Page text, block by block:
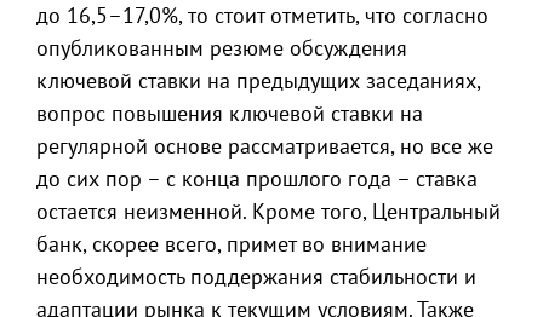
до 16,5–17,0%, то стоит отметить, что согласно
опубликованным резюме обсуждения
ключевой ставки на предыдущих заседаниях,
вопрос повышения ключевой ставки на
регулярной основе рассматривается, но все же
до сих пор – с конца прошлого года – ставка
остается неизменной. Кроме того, Центральный
банк, скорее всего, примет во внимание
необходимость поддержания стабильности и
адаптации рынка к текущим условиям. Также